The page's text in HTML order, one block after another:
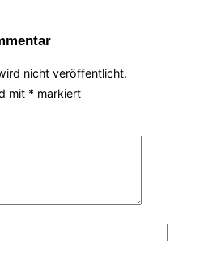
nicht veröffentlicht.
mit * markiert